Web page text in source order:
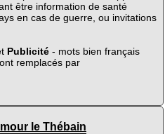
être information de santé
en cas de guerre, ou invitations
Publicité- mots bien français
remplacés par
le Thébain